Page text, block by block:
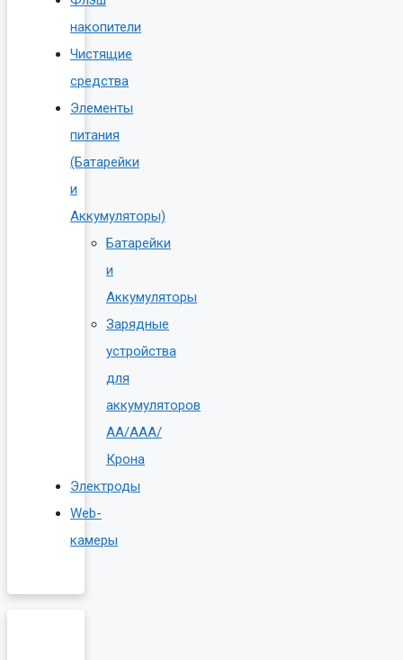
накопители
Чистящие
средства
Элементы
питания
(Батарейки
и
Аккумуляторы)
Батарейки
и
Аккумуляторы
Зарядные
устройства
для
аккумуляторов
AA/AAA/
Крона
Электроды
Web-
камеры